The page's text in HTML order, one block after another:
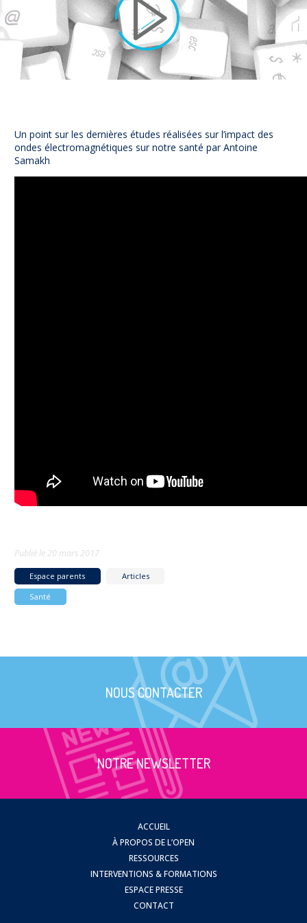
NUAJE : NUmérique et Appropriation par la Jeunesse
Parents Sentinelles des écrans
Pari Risqué : Prévenir l’addiction aux jeux d’argent en
Un point sur les dernières études réalisées sur l’impact des
ondes électromagnétiques sur notre santé par Antoine
Samakh
Publié le20 mars 2017
Espace parents
Articles
Santé
NOUS CONTACTER
NOTRE NEWSLETTER
ACCUEIL
À PROPOS DE L’OPEN
RESSOURCES
INTERVENTIONS & FORMATIONS
ESPACE PRESSE
CONTACT